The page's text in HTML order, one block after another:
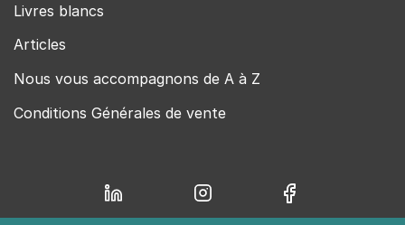
Livres blancs
Articles
Nous vous accompagnons de A à Z
Conditions Générales de vente